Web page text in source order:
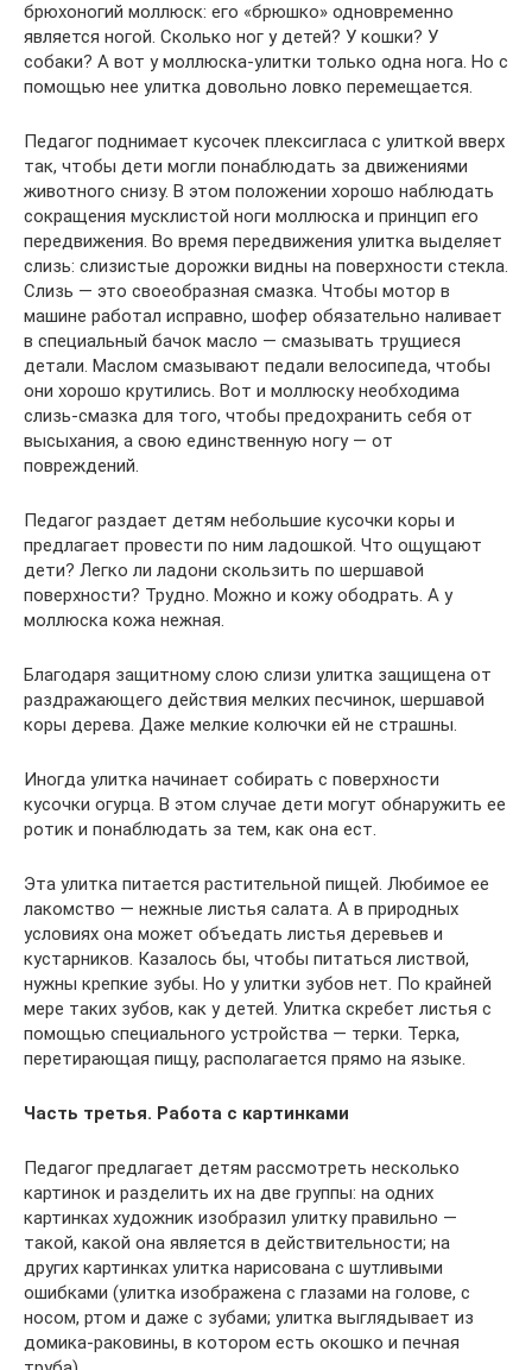
брюхоногий моллюск: его «брюшко» одновременно
является ногой. Сколько ног у детей? У кошки? У
собаки? А вот у моллюска-улитки только одна нога. Но с
помощью нее улитка довольно ловко перемещается.
Педагог поднимает кусочек плексигласа с улиткой вверх
так, чтобы дети могли понаблюдать за движениями
животного снизу. В этом положении хорошо наблюдать
сокращения мусклистой ноги моллюска и принцип его
передвижения. Во время передвижения улитка выделяет
слизь: слизистые дорожки видны на поверхности стекла.
Слизь — это своеобразная смазка. Чтобы мотор в
машине работал исправно, шофер обязательно наливает
в специальный бачок масло — смазывать трущиеся
детали. Маслом смазывают педали велосипеда, чтобы
они хорошо крутились. Вот и моллюску необходима
слизь-смазка для того, чтобы предохранить себя от
высыхания, а свою единственную ногу — от
повреждений.
Педагог раздает детям небольшие кусочки коры и
предлагает провести по ним ладошкой. Что ощущают
дети? Легко ли ладони скользить по шершавой
поверхности? Трудно. Можно и кожу ободрать. А у
моллюска кожа нежная.
Благодаря защитному слою слизи улитка защищена от
раздражающего действия мелких песчинок, шершавой
коры дерева. Даже мелкие колючки ей не страшны.
Иногда улитка начинает собирать с поверхности
кусочки огурца. В этом случае дети могут обнаружить ее
ротик и понаблюдать за тем, как она ест.
Эта улитка питается растительной пищей. Любимое ее
лакомство — нежные листья салата. А в природных
условиях она может объедать листья деревьев и
кустарников. Казалось бы, чтобы питаться листвой,
нужны крепкие зубы. Но у улитки зубов нет. По крайней
мере таких зубов, как у детей. Улитка скребет листья с
помощью специального устройства — терки. Терка,
перетирающая пищу, располагается прямо на языке.
Часть третья. Работа с картинками
Педагог предлагает детям рассмотреть несколько
картинок и разделить их на две группы: на одних
картинках художник изобразил улитку правильно —
такой, какой она является в действительности; на
других картинках улитка нарисована с шутливыми
ошибками (улитка изображена с глазами на голове, с
носом, ртом и даже с зубами; улитка выглядывает из
домика-раковины, в котором есть окошко и печная